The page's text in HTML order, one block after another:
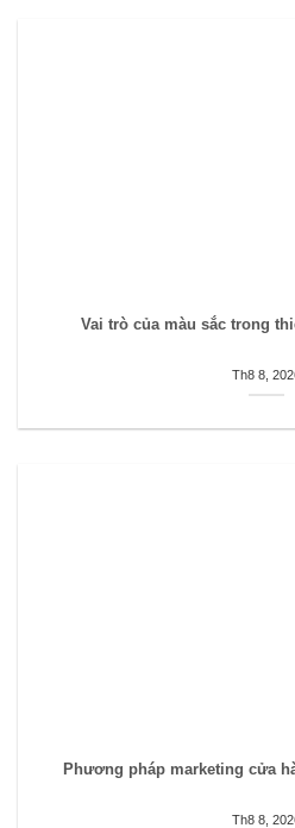
Vai trò của màu sắc trong
Th8 8,
Phương pháp marketing cửa
Th8 8,